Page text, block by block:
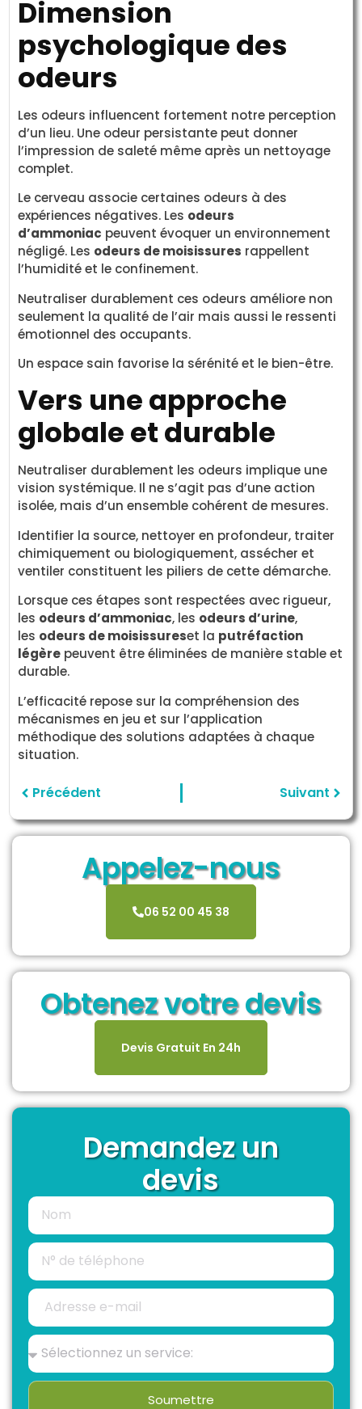
Appelez-nous
06 52 00 45 38
Obtenez votre devis
Devis Gratuit En 24h
Demandez un
devis
Soumettre
Dimension
psychologique des
odeurs
Les odeurs influencent fortement notre perception
d’un lieu. Une odeur persistante peut donner
l’impression de saleté même après un nettoyage
complet.
Le cerveau associe certaines odeurs à des
expériences négatives. Les odeurs
d’ammoniac peuvent évoquer un environnement
négligé. Les odeurs de moisissures rappellent
l’humidité et le confinement.
Neutraliser durablement ces odeurs améliore non
seulement la qualité de l’air mais aussi le ressenti
émotionnel des occupants.
Un espace sain favorise la sérénité et le bien-être.
Vers une approche
globale et durable
Neutraliser durablement les odeurs implique une
vision systémique. Il ne s’agit pas d’une action
isolée, mais d’un ensemble cohérent de mesures.
Identifier la source, nettoyer en profondeur, traiter
chimiquement ou biologiquement, assécher et
ventiler constituent les piliers de cette démarche.
Lorsque ces étapes sont respectées avec rigueur,
les odeurs d’ammoniac, les odeurs d’urine,
les odeurs de moisissureset la putréfaction
légère peuvent être éliminées de manière stable et
durable.
L’efficacité repose sur la compréhension des
mécanismes en jeu et sur l’application
méthodique des solutions adaptées à chaque
situation.
Précédent Suivant